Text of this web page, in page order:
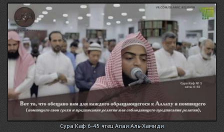
Сура Каф 6-45 чтец Алаи Аль-Хамиди